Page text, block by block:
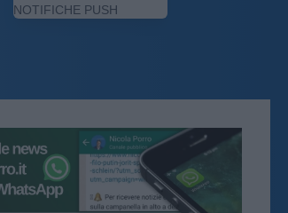
NOTIFICHE PUSH